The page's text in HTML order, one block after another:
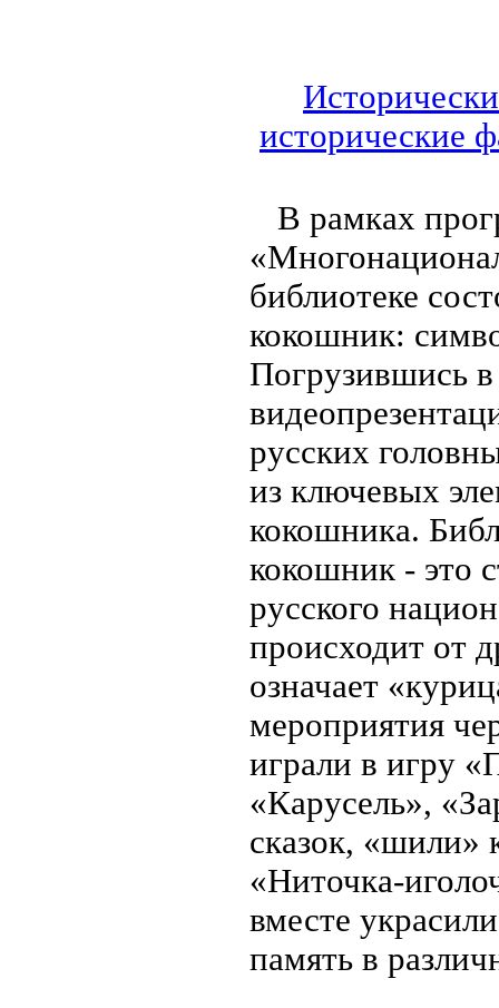
исторические
В рамках
библиотеке
кокошник:
Погрузившись
русских
из ключевых
кокошника.
кокошник - это
русского
происходит от
означает
мероприятия
играли в игру
«Карусель»,
сказок, «шили»
«Ниточка-
вместе
память в